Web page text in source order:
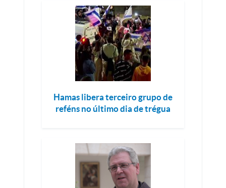
Hamas libera terceiro grupo de
reféns no último dia de trégua